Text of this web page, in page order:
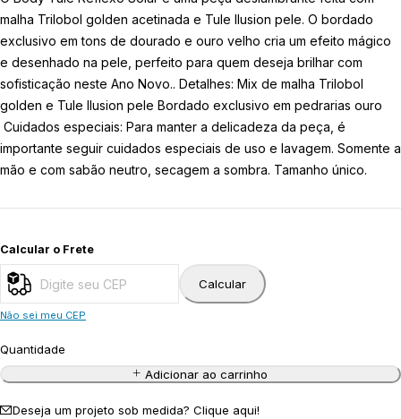
malha Trilobol golden acetinada e Tule Ilusion pele. O bordado
exclusivo em tons de dourado e ouro velho cria um efeito mágico
e desenhado na pele, perfeito para quem deseja brilhar com
sofisticação neste Ano Novo.. Detalhes: Mix de malha Trilobol
golden e Tule Ilusion pele Bordado exclusivo em pedrarias ouro
Cuidados especiais: Para manter a delicadeza da peça, é
importante seguir cuidados especiais de uso e lavagem. Somente a
mão e com sabão neutro, secagem a sombra. Tamanho único.
Calcular o Frete
Calcular
Não sei meu CEP
Quantidade
Adicionar ao carrinho
Deseja um projeto sob medida? Clique aqui!